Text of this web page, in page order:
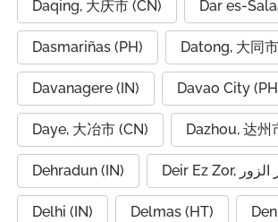
Daqing, 大庆市 (CN) Dar es-
Dasmariñas (PH) Datong, 大同
Davanagere (IN) Davao City
Daye, 大冶市 (CN) Dazhou, 达州
Dehradun (IN)
Delhi (IN) Delmas (HT)